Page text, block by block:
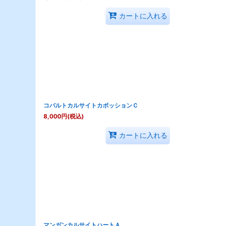
カートに入れる
コバルトカルサイトカボッションＣ
8,000円(税込)
カートに入れる
マンガンカルサイトハートＡ